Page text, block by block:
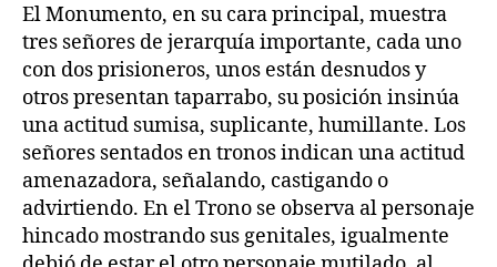
El Monumento, en su cara principal, muestra
tres señores de jerarquía importante, cada uno
con dos prisioneros, unos están desnudos y
otros presentan taparrabo, su posición insinúa
una actitud sumisa, suplicante, humillante. Los
señores sentados en tronos indican una actitud
amenazadora, señalando, castigando o
advirtiendo. En el Trono se observa al personaje
hincado mostrando sus genitales, igualmente